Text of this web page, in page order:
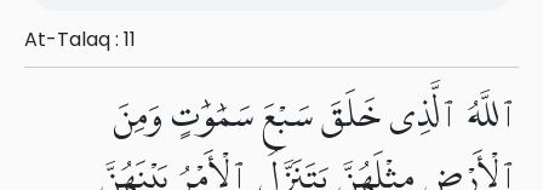
At-Talaq : 11
ٱللَّهُ ٱلَّذِى خَلَقَ سَبْعَ سَمَٰوَٰتٍ وَمِنَ
ٱلْأَرْضِ مِثْلَهُنَّ يَتَنَزَّلُ ٱلْأَمْرُ بَيْنَهُنَّ